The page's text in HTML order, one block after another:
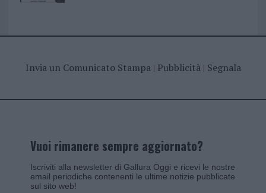
Invia un Comunicato Stampa| Pubblicità| Segnala
Vuoi rimanere sempre aggiornato?
Iscriviti alla newsletter di Gallura Oggi e ricevi le nostre
email periodiche contenenti le ultime notizie pubblicate
sul sito web!